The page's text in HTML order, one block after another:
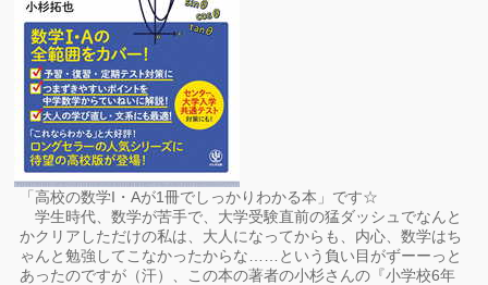
「高校の数学I・Aが1冊でしっかりわかる本」です☆
学生時代、数学が苦手で、大学受験直前の猛ダッシュでなんと
かクリアしただけの私は、大人になってからも、内心、数学はち
ゃんと勉強してこなかったからな……という負い目がずーーっと
あったのですが（汗）、この本の著者の小杉さんの『小学校6年